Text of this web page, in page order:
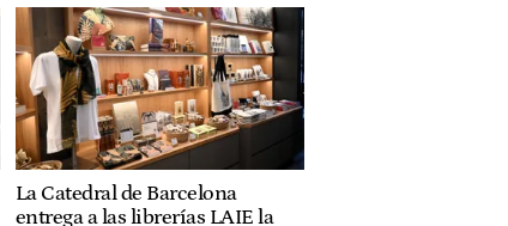
La Catedral de Barcelona
entrega a las librerías LAIE la